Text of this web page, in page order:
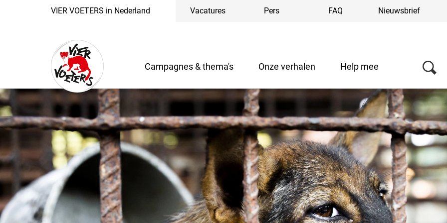
VIER VOETERS in Nederland Vacatures Pers FAQ Nieuwsbrief
Campagnes & thema's Onze verhalen Help mee
Over ons